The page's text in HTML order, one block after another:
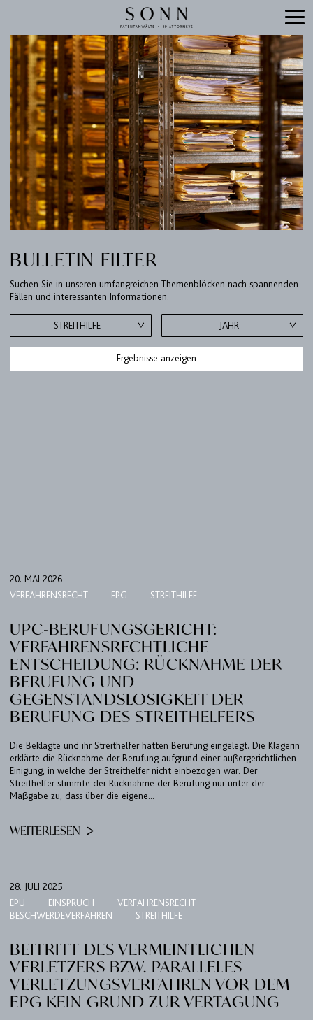
BULLETIN-FILTER
Suchen Sie in unseren umfangreichen Themenblöcken nach spannenden
Fällen und interessanten Informationen.
STREITHILFE JAHR
Ergebnisse anzeigen
20. MAI 2026
VERFAHRENSRECHT
EPG STREITHILFE
UPC-BERUFUNGSGERICHT:
VERFAHRENSRECHTLICHE
ENTSCHEIDUNG: RÜCKNAHME DER
BERUFUNG UND
GEGENSTANDSLOSIGKEIT DER
BERUFUNG DES STREITHELFERS
Die Beklagte und ihr Streithelfer hatten Berufung eingelegt. Die Klägerin
erklärte die Rücknahme der Berufung aufgrund einer außergerichtlichen
Einigung, in welche der Streithelfer nicht einbezogen war. Der
Streithelfer stimmte der Rücknahme der Berufung nur unter der
Maßgabe zu, dass über die eigene...
WEITERLESEN
28. JULI 2025
EPÜ
EINSPRUCH
VERFAHRENSRECHT
BESCHWERDEVERFAHREN
STREITHILFE
BEITRITT DES VERMEINTLICHEN
VERLETZERS BZW. PARALLELES
VERLETZUNGSVERFAHREN VOR DEM
EPG KEIN GRUND ZUR VERTAGUNG